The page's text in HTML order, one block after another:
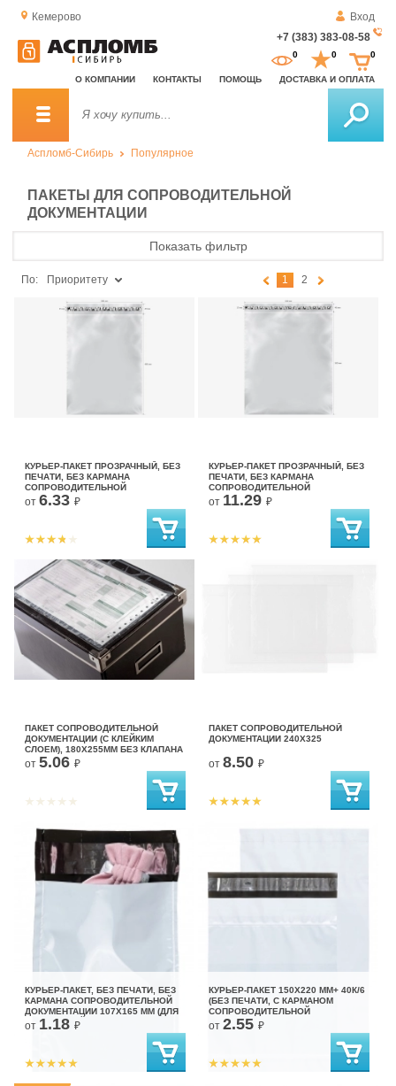
Кемерово
Вход
+7 (383) 383-08-58
О КОМПАНИИ КОНТАКТЫ ПОМОЩЬ ДОСТАВКА И ОПЛАТА
0 0 0
Аспломб-Сибирь Популярное
ПАКЕТЫ ДЛЯ СОПРОВОДИТЕЛЬНОЙ
ДОКУМЕНТАЦИИ
Показать фильтр
По: Приоритету 1 2
КУРЬЕР-ПАКЕТ ПРОЗРАЧНЫЙ, БЕЗ
ПЕЧАТИ, БЕЗ КАРМАНА
СОПРОВОДИТЕЛЬНОЙ
ДОКУМЕНТАЦИИ 300*400+40 (ДЛЯ
от 6.33 ₽
КУРЬЕР-ПАКЕТ ПРОЗРАЧНЫЙ, БЕЗ
ПЕЧАТИ, БЕЗ КАРМАНА
СОПРОВОДИТЕЛЬНОЙ
ДОКУМЕНТАЦИИ 430X500+40 (ДЛЯ
от 11.29 ₽
ПАКЕТ СОПРОВОДИТЕЛЬНОЙ
ДОКУМЕНТАЦИИ (С КЛЕЙКИМ
СЛОЕМ), 180Х255ММ БЕЗ КЛАПАНА
от 5.06 ₽
ПАКЕТ СОПРОВОДИТЕЛЬНОЙ
ДОКУМЕНТАЦИИ 240Х325
от 8.50 ₽
КУРЬЕР-ПАКЕТ, БЕЗ ПЕЧАТИ, БЕЗ
КАРМАНА СОПРОВОДИТЕЛЬНОЙ
ДОКУМЕНТАЦИИ 107Х165 ММ (ДЛЯ
МАРКЕТПЛЕЙСОВ)
от 1.18 ₽
КУРЬЕР-ПАКЕТ 150Х220 ММ+ 40К/6
(БЕЗ ПЕЧАТИ, С КАРМАНОМ
СОПРОВОДИТЕЛЬНОЙ
ДОКУМЕНТАЦИИ)
от 2.55 ₽